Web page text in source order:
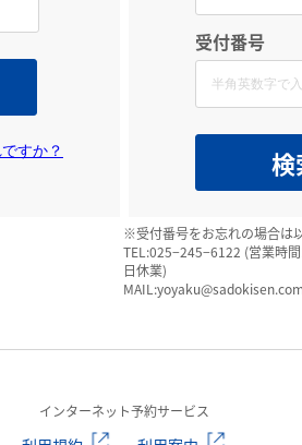
すか？
受付番号
※受付番号をお忘れの場合は
TEL:025−245−6122 (営業時
日休業)
MAIL:yoyaku@sadokisen.com
インターネット予約サービス